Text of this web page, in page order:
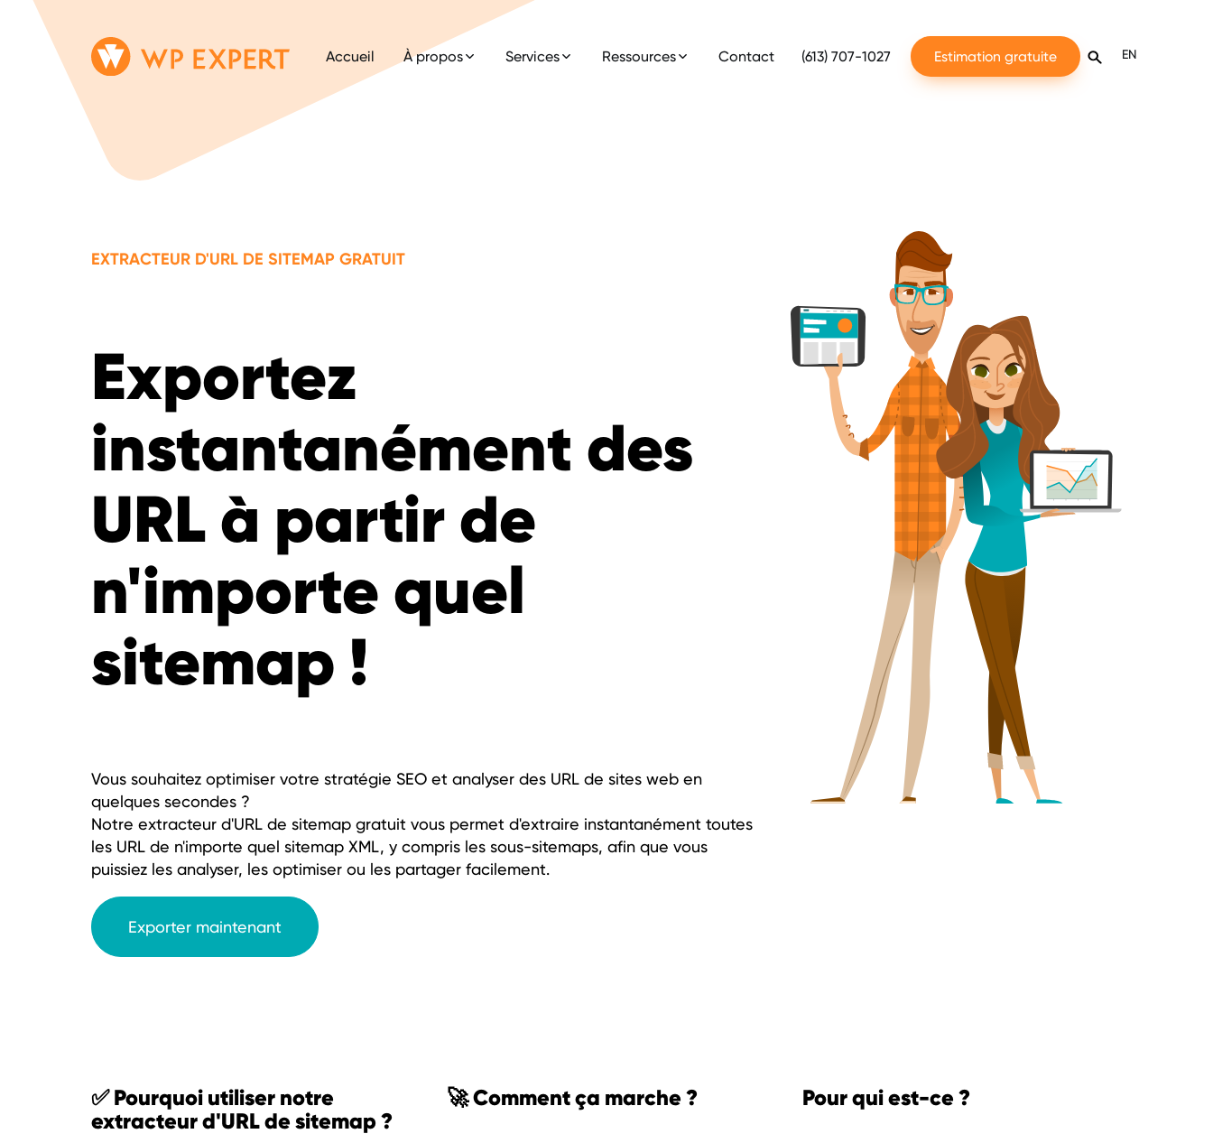
Passer
au
Lien
page
Accueil À propos Services Ressources Contact (613) 707-1027 Estimation gratuite EN
Exportez
instantanément des
URL à partir de
n'importe quel
sitemap !
EXTRACTEUR D'URL DE SITEMAP GRATUIT
Vous souhaitez optimiser votre stratégie SEO et analyser des URL de sites web en
quelques secondes ?
Notre extracteur d'URL de sitemap gratuit vous permet d'extraire instantanément toutes
les URL de n'importe quel sitemap XML, y compris les sous-sitemaps, afin que vous
puissiez les analyser, les optimiser ou les partager facilement.
Exporter maintenant
✅ Pourquoi utiliser notre
extracteur d'URL de sitemap ?
🚀 Comment ça marche ? Pour qui est-ce ?